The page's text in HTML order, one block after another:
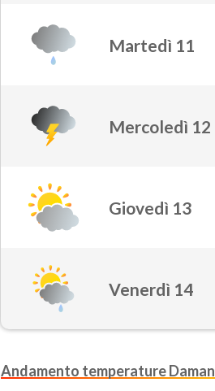
Martedì 11
Mercoledì 12
Giovedì 13
Venerdì 14
Andamento temperature Daman